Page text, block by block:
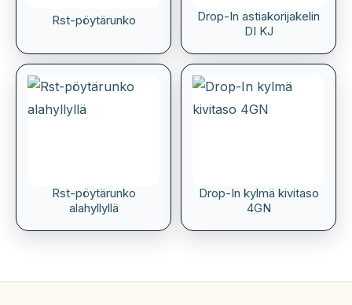
Rst-pöytärunko
Drop-In astiakorijakelin
DI KJ
Rst-pöytärunko
alahyllyllä
Drop-In kylmä kivitaso
4GN